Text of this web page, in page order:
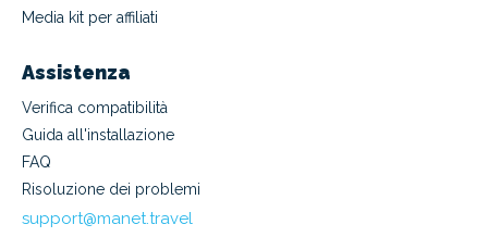
Media kit per affiliati
Assistenza
Verifica compatibilità
Guida all'installazione
FAQ
Risoluzione dei problemi
support@manet.travel